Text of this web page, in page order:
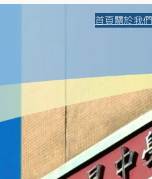
首頁 關於我們